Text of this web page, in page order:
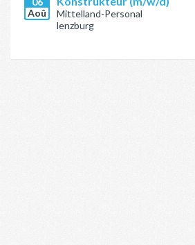
Aoû
Mittelland-Personal
lenzburg